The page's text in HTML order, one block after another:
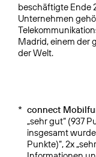
beschäftigte Ende
Unternehmen
Madrid, einem der
der Welt.
* connect
„sehr gut“ (937
insgesamt
Punkte)“, 2x